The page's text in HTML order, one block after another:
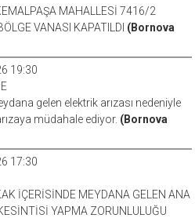
MAHALLESİ 7416/2
VANASI KAPATILDI (Bornova
19:30
gelen elektrik arızası nedeniyle
müdahale ediyor. (Bornova
17:30
İÇERİSİNDE MEYDANA GELEN ANA
YAPMA ZORUNLULUĞU